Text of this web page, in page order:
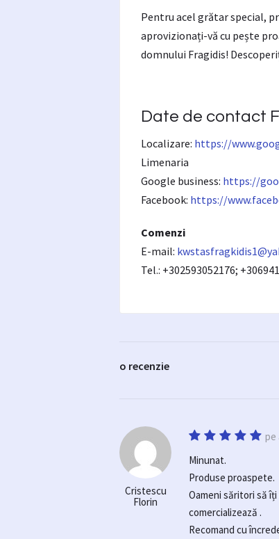
Pentru acel grătar special,
aprovizionați-vă cu pește
domnului Fragidis!
Date de contact
Localizare: https://
Limenaria
Google business: https://
Facebook: https://
Comenzi
E-mail:
Tel.: +302593052176;
o recenzie
Cristescu
Florin
pe
Minunat.
Produse proaspete.
Oameni săritori să
comercializează .
Recomand cu